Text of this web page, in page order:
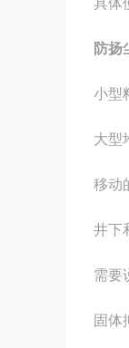
具体
防扬
小型
大型
移动
井下
需要
固体